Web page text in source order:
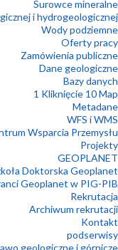
Surowce mineralne
i hydrogeologicznej
Wody podziemne
Oferty pracy
Zamówienia publiczne
Dane geologiczne
Bazy danych
1 Kliknięcie 10 Map
Metadane
WFS i WMS
Wsparcia Przemysłu
Projekty
GEOPLANET
Doktorska Geoplanet
Geoplanet w PIG-PIB
Rekrutacja
Archiwum rekrutacji
Kontakt
podserwisy